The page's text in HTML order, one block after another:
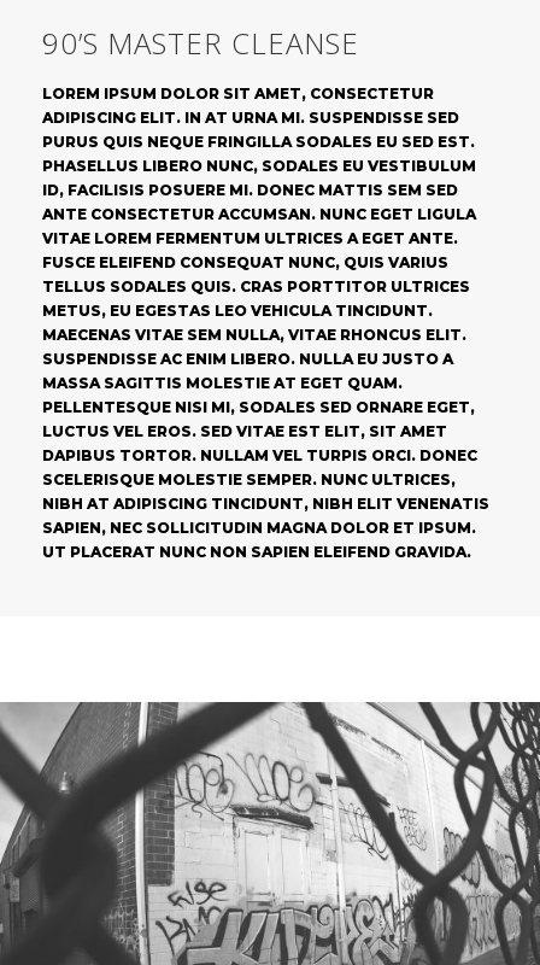
90’S MASTER CLEANSE
LOREM IPSUM DOLOR SIT AMET, CONSECTETUR
ADIPISCING ELIT. IN AT URNA MI. SUSPENDISSE SED
PURUS QUIS NEQUE FRINGILLA SODALES EU SED EST.
PHASELLUS LIBERO NUNC, SODALES EU VESTIBULUM
ID, FACILISIS POSUERE MI. DONEC MATTIS SEM SED
ANTE CONSECTETUR ACCUMSAN. NUNC EGET LIGULA
VITAE LOREM FERMENTUM ULTRICES A EGET ANTE.
FUSCE ELEIFEND CONSEQUAT NUNC, QUIS VARIUS
TELLUS SODALES QUIS. CRAS PORTTITOR ULTRICES
METUS, EU EGESTAS LEO VEHICULA TINCIDUNT.
MAECENAS VITAE SEM NULLA, VITAE RHONCUS ELIT.
SUSPENDISSE AC ENIM LIBERO. NULLA EU JUSTO A
MASSA SAGITTIS MOLESTIE AT EGET QUAM.
PELLENTESQUE NISI MI, SODALES SED ORNARE EGET,
LUCTUS VEL EROS. SED VITAE EST ELIT, SIT AMET
DAPIBUS TORTOR. NULLAM VEL TURPIS ORCI. DONEC
SCELERISQUE MOLESTIE SEMPER. NUNC ULTRICES,
NIBH AT ADIPISCING TINCIDUNT, NIBH ELIT VENENATIS
SAPIEN, NEC SOLLICITUDIN MAGNA DOLOR ET IPSUM.
UT PLACERAT NUNC NON SAPIEN ELEIFEND GRAVIDA.